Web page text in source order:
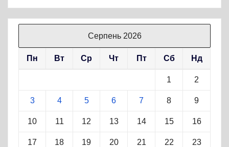
Серпень 2026
Пн Вт Ср Чт Пт Сб Нд
1 2
3 4 5 6 7 8 9
10 11 12 13 14 15 16
17 18 19 20 21 22 23